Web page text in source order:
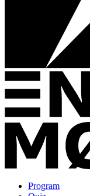
Program